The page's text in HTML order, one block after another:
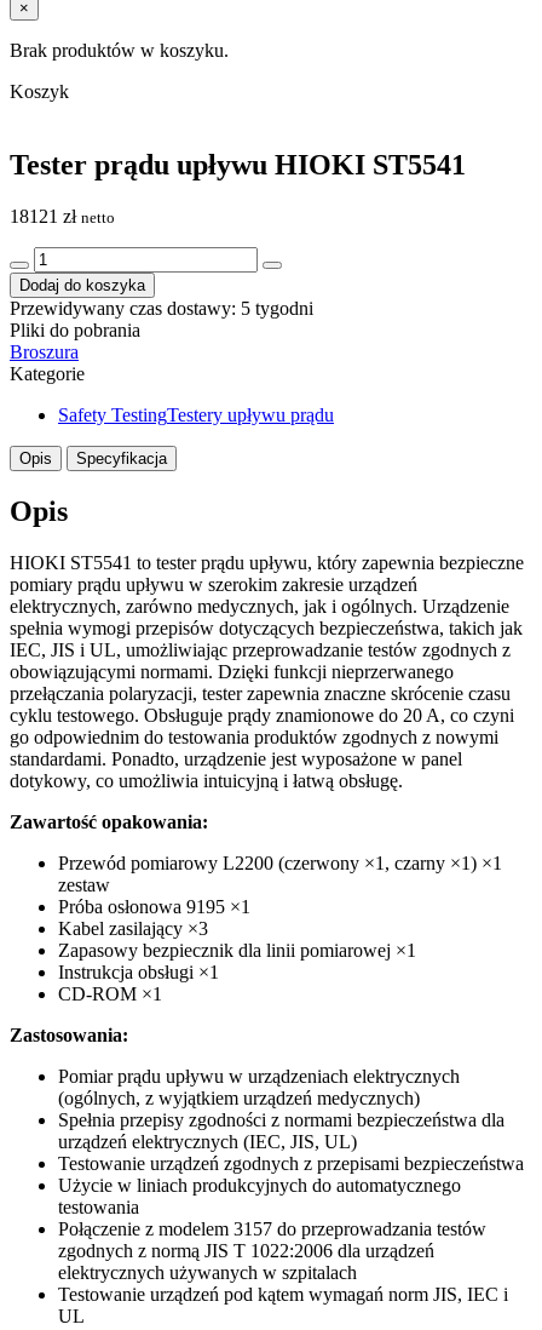
×
Brak produktów w koszyku.
Koszyk
Tester prądu upływu HIOKI ST5541
18121 zł netto
ilość
Tester
prądu
upływu
HIOKI
ST5541
Dodaj do koszyka
Przewidywany czas dostawy: 5 tygodni
Pliki do pobrania
Broszura
Kategorie
Safety TestingTestery upływu prądu
Opis Specyfikacja
Opis
HIOKI ST5541 to tester prądu upływu, który zapewnia bezpieczne
pomiary prądu upływu w szerokim zakresie urządzeń
elektrycznych, zarówno medycznych, jak i ogólnych. Urządzenie
spełnia wymogi przepisów dotyczących bezpieczeństwa, takich jak
IEC, JIS i UL, umożliwiając przeprowadzanie testów zgodnych z
obowiązującymi normami. Dzięki funkcji nieprzerwanego
przełączania polaryzacji, tester zapewnia znaczne skrócenie czasu
cyklu testowego. Obsługuje prądy znamionowe do 20 A, co czyni
go odpowiednim do testowania produktów zgodnych z nowymi
standardami. Ponadto, urządzenie jest wyposażone w panel
dotykowy, co umożliwia intuicyjną i łatwą obsługę.
Zawartość opakowania:
Przewód pomiarowy L2200 (czerwony ×1, czarny ×1) ×1
zestaw
Próba osłonowa 9195 ×1
Kabel zasilający ×3
Zapasowy bezpiecznik dla linii pomiarowej ×1
Instrukcja obsługi ×1
CD-ROM ×1
Zastosowania:
Pomiar prądu upływu w urządzeniach elektrycznych
(ogólnych, z wyjątkiem urządzeń medycznych)
Spełnia przepisy zgodności z normami bezpieczeństwa dla
urządzeń elektrycznych (IEC, JIS, UL)
Testowanie urządzeń zgodnych z przepisami bezpieczeństwa
Użycie w liniach produkcyjnych do automatycznego
testowania
Połączenie z modelem 3157 do przeprowadzania testów
zgodnych z normą JIS T 1022:2006 dla urządzeń
elektrycznych używanych w szpitalach
Testowanie urządzeń pod kątem wymagań norm JIS, IEC i
UL